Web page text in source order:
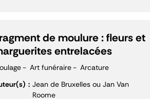
de moulure : fleurs et
entrelacées
Art funéraire
Arcature
Jean de Bruxelles ou Jan Van
Roome